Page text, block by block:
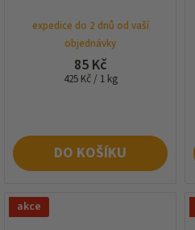
expedice do 2 dnů od vaší
objednávky
85 Kč
Měrná
425 Kč / 1 kg
DO KOŠÍKU
akce